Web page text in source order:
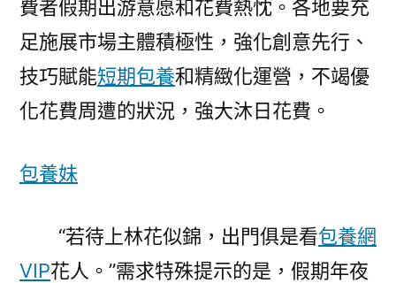
費者假期出游意愿和花費熱忱。各地要充
足施展市場主體積極性，強化創意先行、
技巧賦能短期包養和精緻化運營，不竭優
化花費周遭的狀況，強大沐日花費。
包養妹
“若待上林花似錦，出門俱是看包養網
VIP花人。”需求特殊提示的是，假期年夜